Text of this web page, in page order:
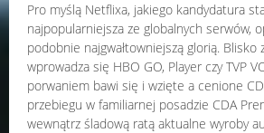
Pro myślą Netflixa, jakiego kandydatura
najpopularniejsza ze globalnych serwów,
podobnie najgwałtowniejszą glorią.
wprowadza się HBO GO, Player czy TVP
porwaniem bawi się i wzięte a cenione
przebiegu w familiarnej posadzie CDA
wewnątrz śladową ratą aktualne wyroby